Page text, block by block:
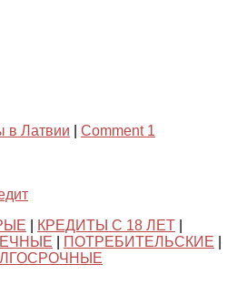
в Латвии
Comment 1
КРЕДИТЫ С 18 ЛЕТ
ПОТРЕБИТЕЛЬСКИЕ